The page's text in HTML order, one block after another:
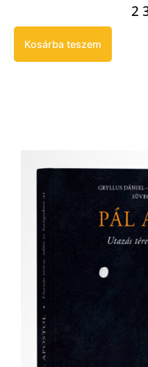
2
Kosárba teszem